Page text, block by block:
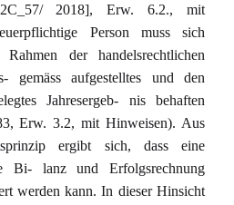
2018], Erw. 6.2., mit
Person muss sich
der handelsrechtlichen
gemäss aufgestelltes und den
Jahresergeb- nis behaften
Erw. 3.2, mit Hinweisen). Aus
ergibt sich, dass eine
Bi- lanz und Erfolgsrechnung
werden kann. In dieser Hinsicht